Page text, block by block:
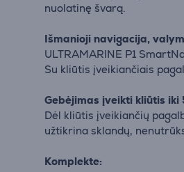
nuolatinę švarą.
Išmanioji navigacija,
ULTRAMARINE P1
Su kliūtis įveikiančiais
Gebėjimas įveikti kliūtis iki
Dėl kliūtis įveikiančių
užtikrina sklandų,
Komplekte: